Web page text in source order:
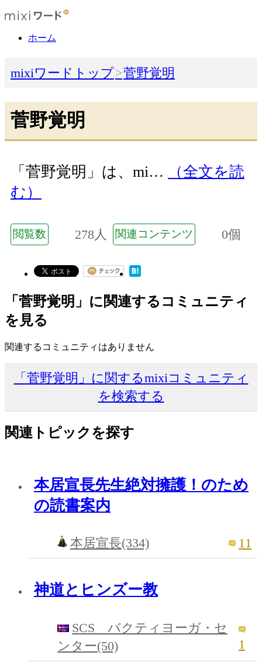
ホーム
mixiワードトップ 菅野覚明
菅野覚明
「菅野覚明」は、mi…
（全文を読
む）
閲覧数 278人 関連コンテンツ 0個
「菅野覚明」に関連するコミュニティ
を見る
関連するコミュニティはありません
「菅野覚明」に関するmixiコミュニティ
を検索する
関連トピックを探す
本居宣長先生絶対擁護！のため
の読書案内
本居宣長(334) 11
神道とヒンズー教
SCS バクティヨーガ・セ
ンター(50)
1